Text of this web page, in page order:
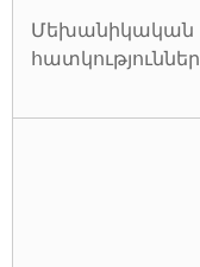
Մեխանիկական
հատկություններ